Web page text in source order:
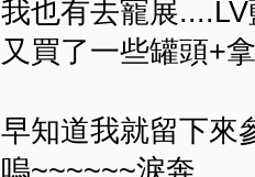
我也有去寵展
又買了一些罐頭+
早知道我就留下來
嗚~~~~~~淚奔